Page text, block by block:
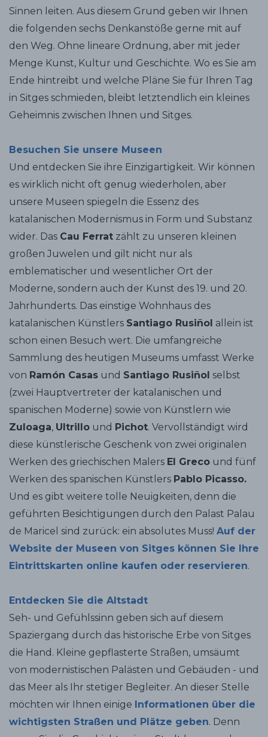
Sinnen leiten. Aus diesem Grund geben wir Ihnen
die folgenden sechs Denkanstöße gerne mit auf
den Weg. Ohne lineare Ordnung, aber mit jeder
Menge Kunst, Kultur und Geschichte. Wo es Sie am
Ende hintreibt und welche Pläne Sie für Ihren Tag
in Sitges schmieden, bleibt letztendlich ein kleines
Geheimnis zwischen Ihnen und Sitges.
Besuchen Sie unsere Museen
Und entdecken Sie ihre Einzigartigkeit. Wir können
es wirklich nicht oft genug wiederholen, aber
unsere Museen spiegeln die Essenz des
katalanischen Modernismus in Form und Substanz
wider. Das Cau Ferrat zählt zu unseren kleinen
großen Juwelen und gilt nicht nur als
emblematischer und wesentlicher Ort der
Moderne, sondern auch der Kunst des 19. und 20.
Jahrhunderts. Das einstige Wohnhaus des
katalanischen Künstlers Santiago Rusiñol allein ist
schon einen Besuch wert. Die umfangreiche
Sammlung des heutigen Museums umfasst Werke
von Ramón Casas und Santiago Rusiñol selbst
(zwei Hauptvertreter der katalanischen und
spanischen Moderne) sowie von Künstlern wie
Zuloaga, Ultrillo und Pichot. Vervollständigt wird
diese künstlerische Geschenk von zwei originalen
Werken des griechischen Malers El Greco und fünf
Werken des spanischen Künstlers Pablo Picasso.
Und es gibt weitere tolle Neuigkeiten, denn die
geführten Besichtigungen durch den Palast Palau
de Maricel sind zurück: ein absolutes Muss! Auf der
Website der Museen von Sitges können Sie Ihre
Eintrittskarten online kaufen oder reservieren.
Entdecken Sie die Altstadt
Seh- und Gefühlssinn geben sich auf diesem
Spaziergang durch das historische Erbe von Sitges
die Hand. Kleine gepflasterte Straßen, umsäumt
von modernistischen Palästen und Gebäuden - und
das Meer als Ihr stetiger Begleiter. An dieser Stelle
möchten wir Ihnen einige Informationen über die
wichtigsten Straßen und Plätze geben. Denn